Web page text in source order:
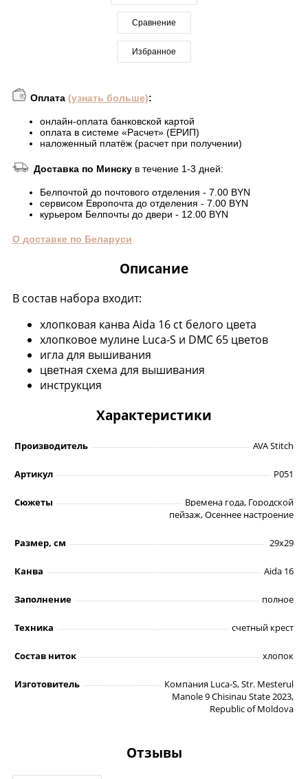
Сравнение
Избранное
Оплата (узнать больше):
онлайн-оплата банковской картой
оплата в системе «Расчет» (ЕРИП)
наложенный платёж (расчет при получении)
Доставка по Минску в течение 1-3 дней:
Белпочтой до почтового отделения - 7.00 BYN
сервисом Европочта до отделения - 7.00 BYN
курьером Белпочты до двери - 12.00 BYN
О доставке по Беларуси
Описание
В состав набора входит:
хлопковая канва Aida 16 ct белого цвета
хлопковое мулине Luca-S и DMC 65 цветов
игла для вышивания
цветная схема для вышивания
инструкция
Характеристики
Производитель AVA Stitch
Артикул P051
Сюжеты
Времена года, Городской
пейзаж, Осеннее настроение
Размер, см 29х29
Канва Aida 16
Заполнение полное
Техника счетный крест
Состав ниток хлопок
Изготовитель
Компания Luca-S, Str. Mesterul
Manole 9 Chisinau State 2023,
Republic of Moldova
Отзывы